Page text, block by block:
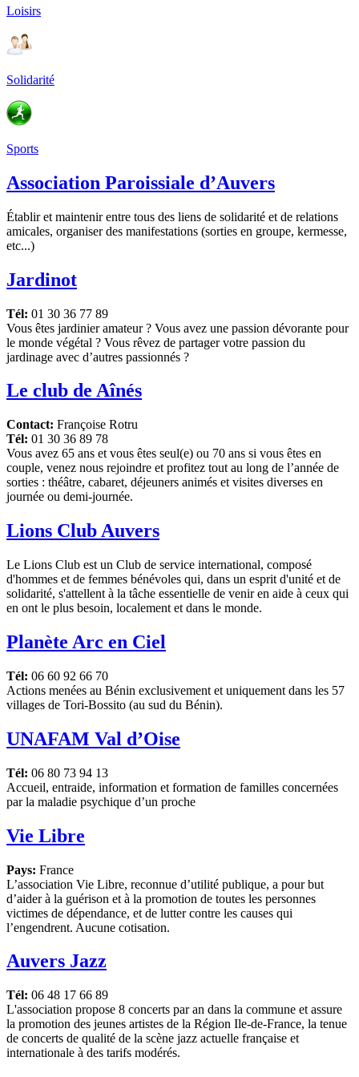
Loisirs
Solidarité
Sports
Association Paroissiale d’Auvers
Établir et maintenir entre tous des liens de solidarité et de relations
amicales, organiser des manifestations (sorties en groupe, kermesse,
etc...)
Jardinot
Tél: 01 30 36 77 89
Vous êtes jardinier amateur ? Vous avez une passion dévorante pour
le monde végétal ? Vous rêvez de partager votre passion du
jardinage avec d’autres passionnés ?
Le club de Aînés
Contact: Françoise Rotru
Tél: 01 30 36 89 78
Vous avez 65 ans et vous êtes seul(e) ou 70 ans si vous êtes en
couple, venez nous rejoindre et profitez tout au long de l’année de
sorties : théâtre, cabaret, déjeuners animés et visites diverses en
journée ou demi-journée.
Lions Club Auvers
Le Lions Club est un Club de service international, composé
d'hommes et de femmes bénévoles qui, dans un esprit d'unité et de
solidarité, s'attellent à la tâche essentielle de venir en aide à ceux qui
en ont le plus besoin, localement et dans le monde.
Planète Arc en Ciel
Tél: 06 60 92 66 70
Actions menées au Bénin exclusivement et uniquement dans les 57
villages de Tori-Bossito (au sud du Bénin).
UNAFAM Val d’Oise
Tél: 06 80 73 94 13
Accueil, entraide, information et formation de familles concernées
par la maladie psychique d’un proche
Vie Libre
Pays: France
L’association Vie Libre, reconnue d’utilité publique, a pour but
d’aider à la guérison et à la promotion de toutes les personnes
victimes de dépendance, et de lutter contre les causes qui
l’engendrent. Aucune cotisation.
Auvers Jazz
Tél: 06 48 17 66 89
L'association propose 8 concerts par an dans la commune et assure
la promotion des jeunes artistes de la Région Ile-de-France, la tenue
de concerts de qualité de la scène jazz actuelle française et
internationale à des tarifs modérés.